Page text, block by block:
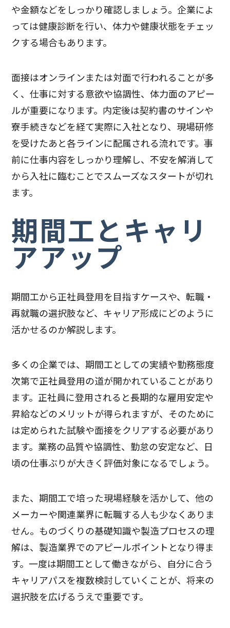
や金額などをしっかり確認しましょう。企業によ
っては健康診断を行い、体力や健康状態をチェッ
クする場合もあります。
面接はオンラインまたは対面で行われることが多
く、仕事に対する意欲や協調性、体力面のアピー
ルが重要になります。内定後は契約書のサインや
寮手続きなどを経て実際に入社となり、現場研修
を受けたあと各ラインに配属される流れです。事
前に仕事内容をしっかり理解し、不安を解消して
から入社に臨むことでスムーズなスタートが切れ
ます。
期間工とキャリ
アアップ
期間工から正社員登用を目指すケースや、転職・
再就職の選択肢など、キャリア形成にどのように
活かせるのか解説します。
多くの企業では、期間工としての実績や勤務態度
次第で正社員登用の道が開かれていることがあり
ます。正社員に登用されると長期的な雇用安定や
昇給などのメリットが得られますが、そのために
は定められた試験や面接をクリアする必要があり
ます。業務の品質や協調性、勤怠の安定など、日
頃の仕事ぶりが大きく評価対象になるでしょう。
また、期間工で培った現場経験を活かして、他の
メーカーや関連業界に転職する人も少なくありま
せん。ものづくりの基礎知識や製造プロセスの理
解は、製造業界でのアピールポイントとなり得ま
す。一度は期間工として働きながら、自分に合う
キャリアパスを複数検討していくことが、将来の
選択肢を広げるうえで重要です。